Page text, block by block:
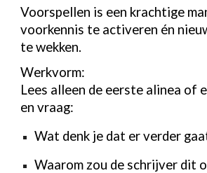
Voorspellen is een krachtige
voorkennis te activeren én
te wekken.
Werkvorm:
Lees alleen de eerste alinea of
en vraag:
Wat denk je dat er verder
Waarom zou de schrijver dit